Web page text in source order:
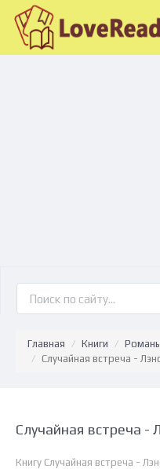
Главная Книги
Случайная встреча -
Случайная встреча -
Книгу Случайная встреча -